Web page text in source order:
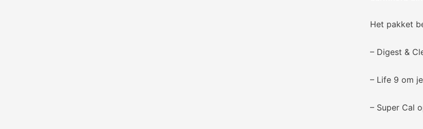
Het pakket
– Digest &
– Life 9 om
– Super Cal